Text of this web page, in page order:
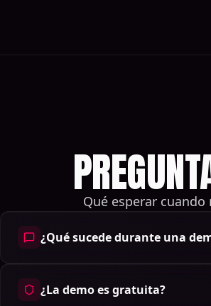
Qué esperar
¿Qué sucede durante una
¿La demo es gratuita?